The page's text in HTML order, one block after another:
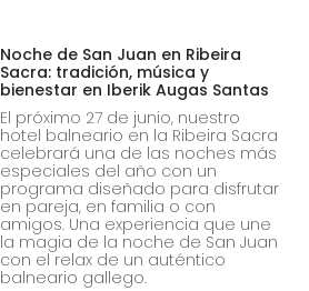
Noche de San Juan en Ribeira
Sacra: tradición, música y
bienestar en Iberik Augas Santas
El próximo 27 de junio, nuestro
hotel balneario en la Ribeira Sacra
celebrará una de las noches más
especiales del año con un
programa diseñado para disfrutar
en pareja, en familia o con
amigos. Una experiencia que une
la magia de la noche de San Juan
con el relax de un auténtico
balneario gallego.